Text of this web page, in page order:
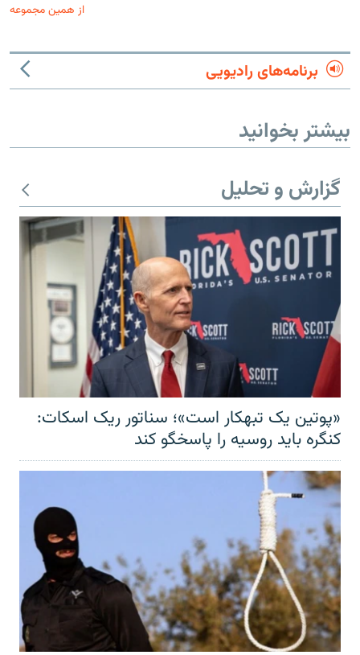
از همین مجموعه
برنامه‌های رادیویی
بیشتر بخوانید
گزارش و تحلیل
«پوتین یک تبهکار است»؛ سناتور ریک اسکات:
کنگره باید روسیه را پاسخگو کند